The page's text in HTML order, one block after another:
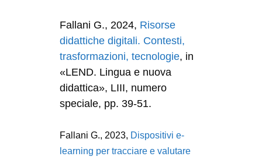
Fallani G., 2024, Risorse
didattiche digitali. Contesti,
trasformazioni, tecnologie, in
«LEND. Lingua e nuova
didattica», LIII, numero
speciale, pp. 39-51.
Fallani G., 2023, Dispositivi e-
learning per tracciare e valutare